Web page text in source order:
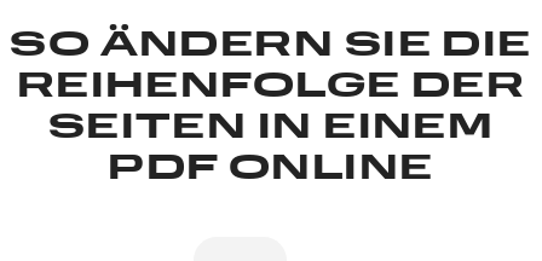
SO ÄNDERN SIE DIE
REIHENFOLGE DER
SEITEN IN EINEM
PDF ONLINE